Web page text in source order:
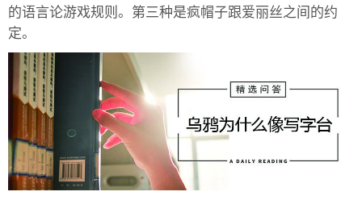
的语言论游戏规则。第三种是疯帽子跟爱丽丝之间的约
定。